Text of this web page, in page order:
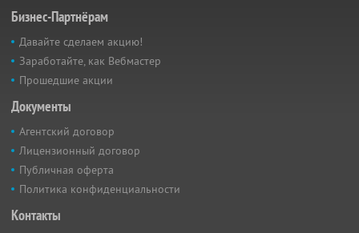
Бизнес-Партнёрам
Давайте сделаем акцию!
Заработайте, как Вебмастер
Прошедшие акции
Документы
Агентский договор
Лицензионный договор
Публичная оферта
Политика конфиденциальности
Контакты